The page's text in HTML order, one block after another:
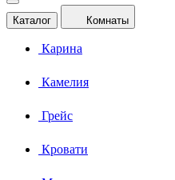
Каталог Комнаты
Карина
Камелия
Грейс
Кровати